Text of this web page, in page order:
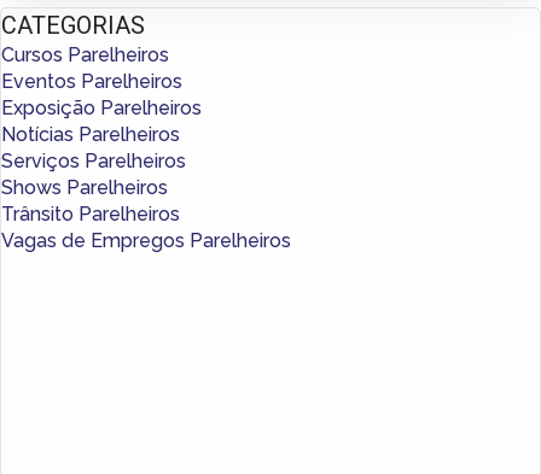
CATEGORIAS
Cursos Parelheiros
Eventos Parelheiros
Exposição Parelheiros
Notícias Parelheiros
Serviços Parelheiros
Shows Parelheiros
Trânsito Parelheiros
Vagas de Empregos Parelheiros